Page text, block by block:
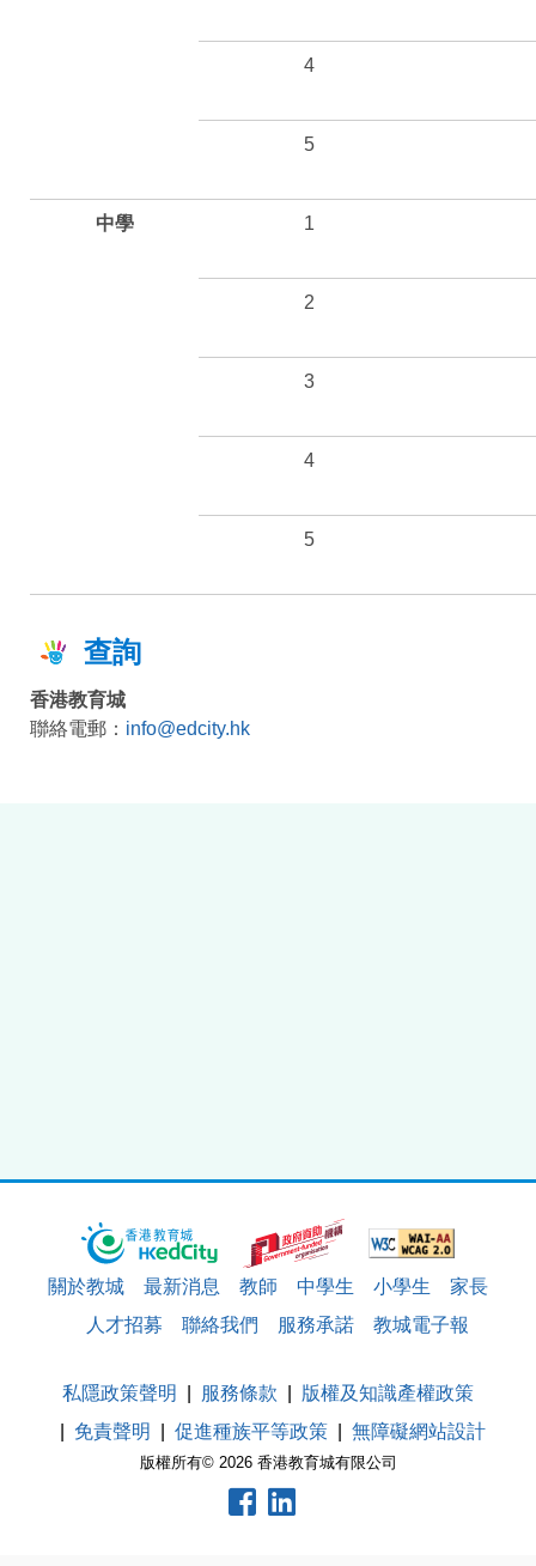
4
5
中學 1
2
3
4
5
查詢
香港教育城
聯絡電郵： info@edcity.hk
關於教城 最新消息 教師 中學生 小學生
家長
人才招募
聯絡我們 服務承諾 教城電子報
版權所有© 2026 香港教育城有限公司
私隱政策聲明 服務條款
版權及知識產權政策
免責聲明
促進種族平等政策 無障礙網站設計